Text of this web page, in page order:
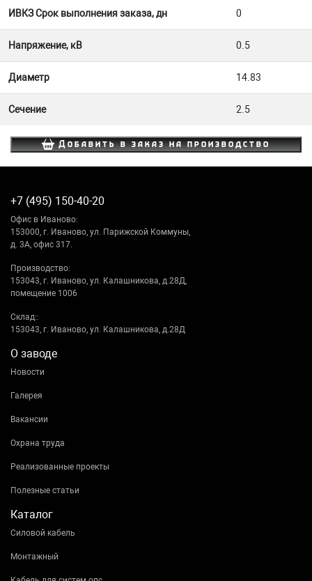
ИВКЗ Срок выполнения заказа, дн 0
Напряжение, кВ 0.5
Диаметр 14.83
Сечение 2.5
Добавить в заказ на производство
+7 (495) 150-40-20
Офис в Иваново:
153000, г. Иваново, ул. Парижской Коммуны,
д. 3А, офис 317.
Производство:
153043, г. Иваново, ул. Калашникова, д.28Д,
помещение 1006
Склад::
153043, г. Иваново, ул. Калашникова, д.28Д
О заводе
Новости
Галерея
Вакансии
Охрана труда
Реализованные проекты
Полезные статьи
Каталог
Силовой кабель
Монтажный